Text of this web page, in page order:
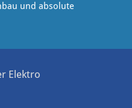
und absolute
Elektro